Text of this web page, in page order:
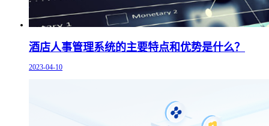
酒店人事管理系统的主要特点和优势是什么？
2023-04-10